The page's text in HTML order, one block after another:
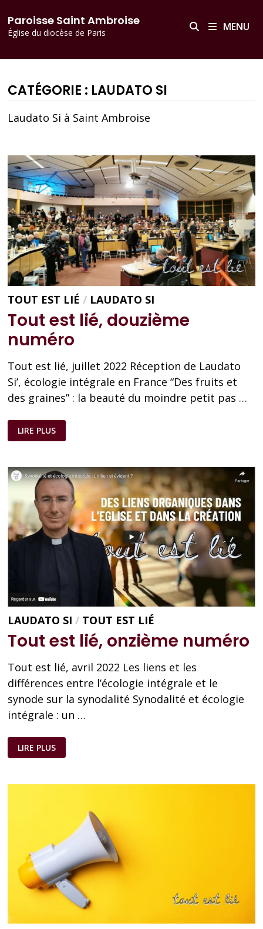
principal
au
contenu
Paroisse Saint Ambroise
Église du diocèse de Paris MENU
CATÉGORIE : LAUDATO SI
Laudato Si à Saint Ambroise
TOUT EST LIÉ / LAUDATO SI
Tout est lié, douzième
numéro
Tout est lié, juillet 2022 Réception de Laudato
Si’, écologie intégrale en France “Des fruits et
des graines” : la beauté du moindre petit pas …
TOUT
EST
LIÉ,
LIRE PLUS
LAUDATO SI / TOUT EST LIÉ
Tout est lié, onzième numéro
Tout est lié, avril 2022 Les liens et les
différences entre l’écologie intégrale et le
synode sur la synodalité Synodalité et écologie
intégrale : un …
TOUT
EST
LIÉ,
LIRE PLUS